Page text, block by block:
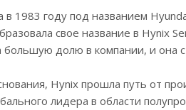
в 1983 году под названием
свое название в Hynix
долю в компании, и она
Hynix прошла путь от
лидера в области